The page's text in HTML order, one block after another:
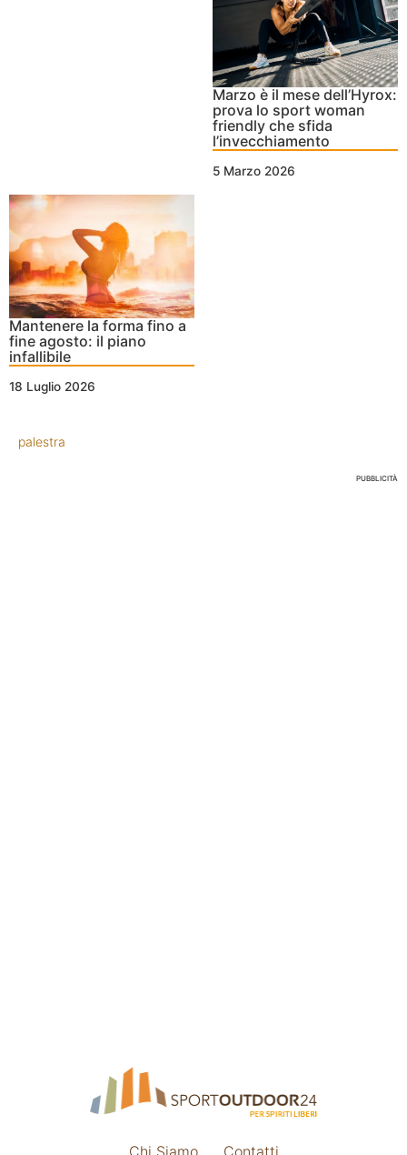
Marzo è il mese dell’Hyrox:
prova lo sport woman
friendly che sfida
l’invecchiamento
5 Marzo 2026
Mantenere la forma fino a
fine agosto: il piano
infallibile
18 Luglio 2026
palestra
PUBBLICITÀ
Chi Siamo Contatti